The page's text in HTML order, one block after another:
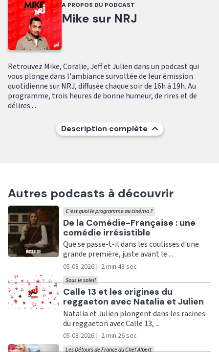
A PROPOS DU PODCAST
Mike sur NRJ
Retrouvez Mike, Coralie, Jeff et Julien dans un podcast qui
vous plonge dans l'ambiance survoltée de leur émission
quotidienne sur NRJ, diffusée chaque soir de 16h à 19h. Au
programme, trois heures de bonne humeur, de rires et de
délires ...
Description complète
Autres podcasts à découvrir
Ecouter
De la Comédie-Française : une
comédie irrésistible
C'est quoi le programme au cinéma ?
Que se passe-t-il dans les coulisses d'une
grande première, juste avant le ...
05-08-2026 | 2 min 43 sec
Ecouter
Calle 13 et les origines du
reggaeton avec Natalia et Julien
Sous le soleil
Natalia et Julien plongent dans les racines
du reggaeton avec Calle 13, ...
05-08-2026 | 2 min 26 sec
Les Détours de France du Chef Albert